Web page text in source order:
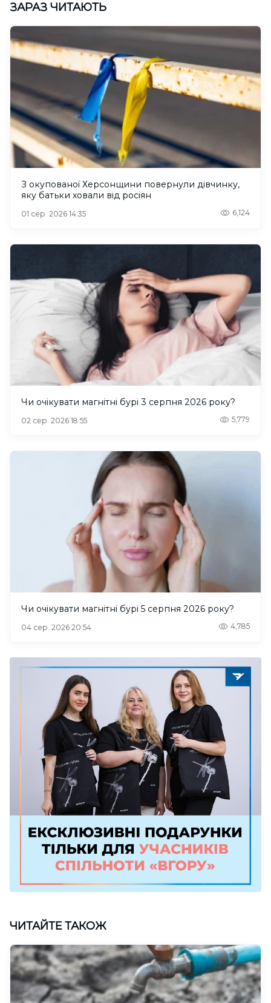
ЗАРАЗ ЧИТАЮТЬ
З окупованої Херсонщини повернули дівчинку,
яку батьки ховали від росіян
01 сер. 2026 14:35 6,124
Чи очікувати магнітні бурі 3 серпня 2026 року?
02 сер. 2026 18:55 5,779
Чи очікувати магнітні бурі 5 серпня 2026 року?
04 сер. 2026 20:54 4,785
ЧИТАЙТЕ ТАКОЖ